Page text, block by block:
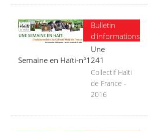
Bulletin
d'informations
Une
Semaine en Haïti-n°1241
Collectif Haïti
de France -
2016